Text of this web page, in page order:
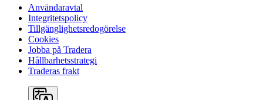
Användaravtal
Integritetspolicy
Tillgänglighetsredogörelse
Cookies
Jobba på Tradera
Hållbarhetsstrategi
Traderas frakt